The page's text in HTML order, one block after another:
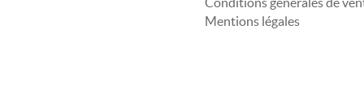
Mentions légales